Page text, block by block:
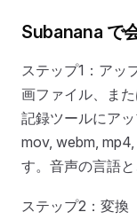
Subanana で
ステップ1：アッ
画ファイル、ま
記録ツールにア
mov, webm,
す。音声の言語
ステップ2：変換